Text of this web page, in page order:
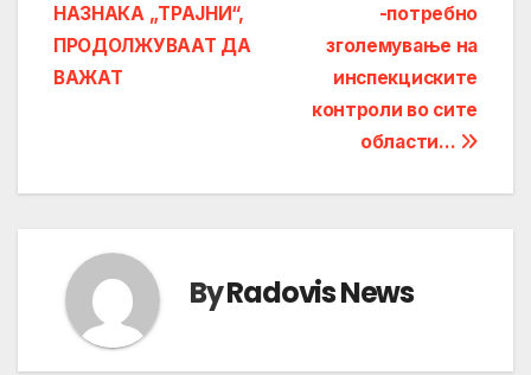
-потребно
зголемување на
инспекциските
контроли во сите
области…
НАЗНАКА „ТРАЈНИ“,
ПРОДОЛЖУВААТ ДА
ВАЖАТ
ByRadovis News